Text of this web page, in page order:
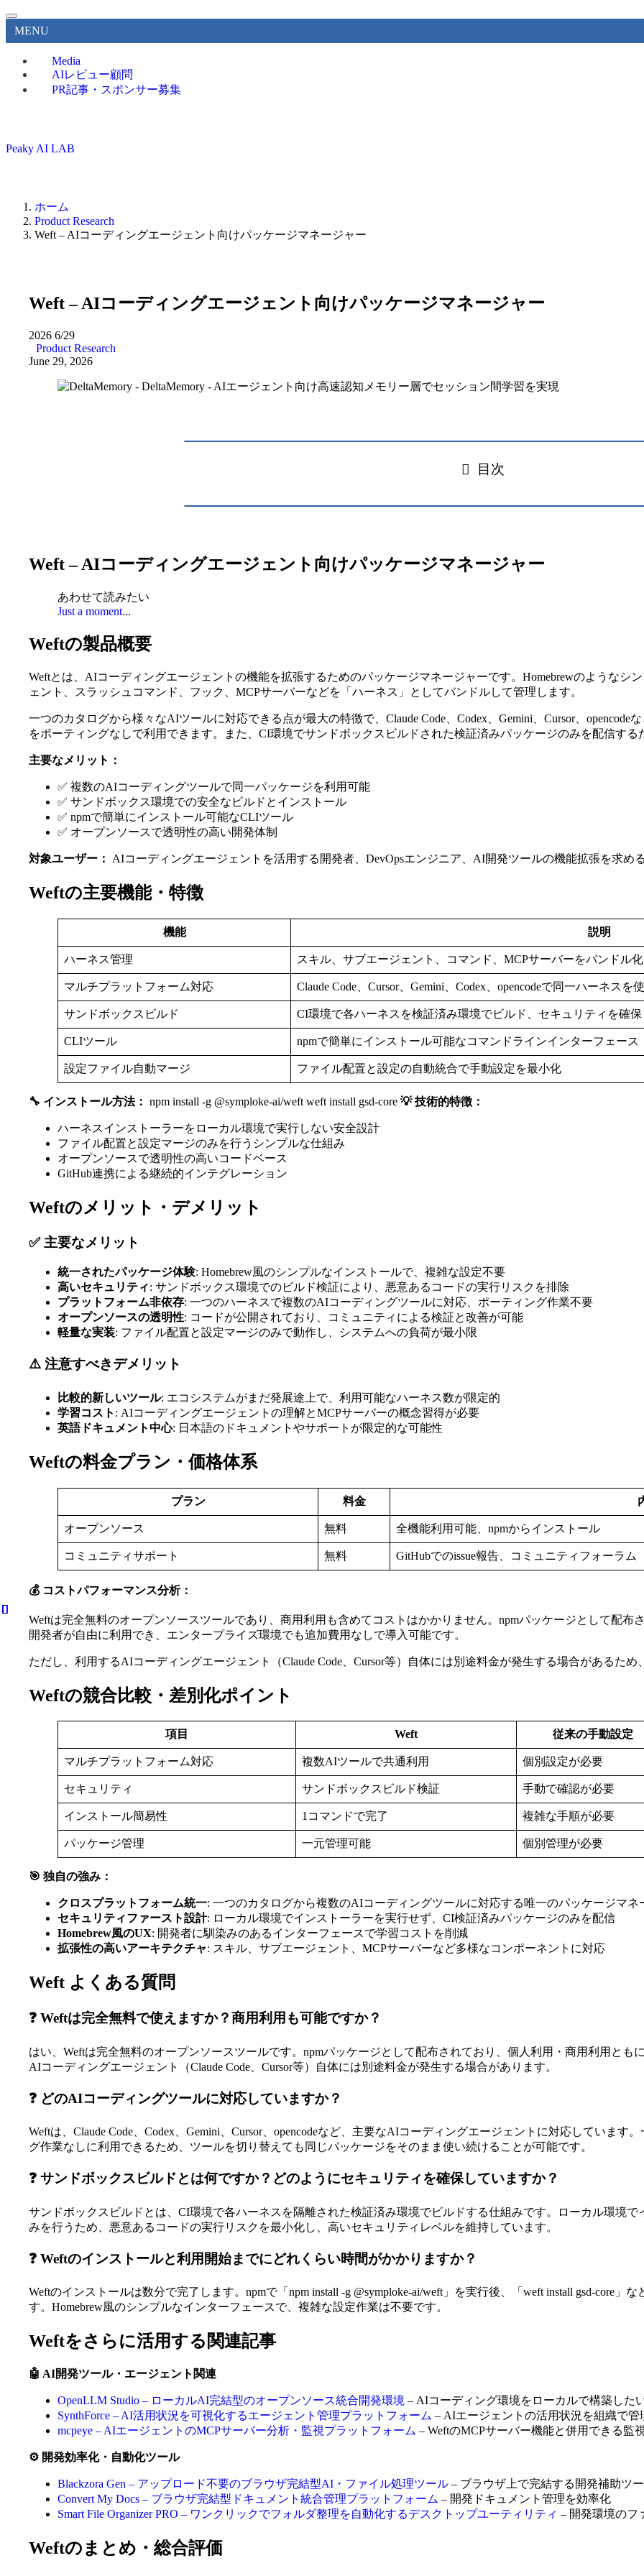
MENU
Media
AIレビュー顧問
PR記事・スポンサー募集
Peaky AI LAB
ホーム
Product Research
Weft – AIコーディングエージェント向けパッケージマネージャー
Weft – AIコーディングエージェント向けパッケージマネージャー
2026 6/29
Product Research
June 29, 2026
目次
Weft – AIコーディングエージェント向けパッケージマネージャー
あわせて読みたい
Just a moment...
Weftの製品概要
Weftとは、AIコーディングエージェントの機能を拡張するためのパッケージマネージャーです。Homebrewのようなシ
ェント、スラッシュコマンド、フック、MCPサーバーなどを「ハーネス」としてバンドルして管理します。
一つのカタログから様々なAIツールに対応できる点が最大の特徴で、Claude Code、Codex、Gemini、Cursor、
をポーティングなしで利用できます。また、CI環境でサンドボックスビルドされた検証済みパッケージのみを配信す
主要なメリット：
✅ 複数のAIコーディングツールで同一パッケージを利用可能
✅ サンドボックス環境での安全なビルドとインストール
✅ npmで簡単にインストール可能なCLIツール
✅ オープンソースで透明性の高い開発体制
対象ユーザー： AIコーディングエージェントを活用する開発者、DevOpsエンジニア、AI開発ツールの機能拡張を求め
Weftの主要機能・特徴
機能 説明
ハーネス管理 スキル、サブエージェント、コマンド、MCPサーバーをバンドル
マルチプラットフォーム対応 Claude Code、Cursor、Gemini、Codex、opencodeで同一ハーネスを
サンドボックスビルド CI環境で各ハーネスを検証済み環境でビルド、セキュリティを確保
CLIツール npmで簡単にインストール可能なコマンドラインインターフェース
設定ファイル自動マージ ファイル配置と設定の自動統合で手動設定を最小化
🔧 インストール方法： npm install -g @symploke-ai/weft weft install gsd-core 💡 技術的特徴：
ハーネスインストーラーをローカル環境で実行しない安全設計
ファイル配置と設定マージのみを行うシンプルな仕組み
オープンソースで透明性の高いコードベース
GitHub連携による継続的インテグレーション
Weftのメリット・デメリット
✅ 主要なメリット
統一されたパッケージ体験: Homebrew風のシンプルなインストールで、複雑な設定不要
高いセキュリティ: サンドボックス環境でのビルド検証により、悪意あるコードの実行リスクを排除
プラットフォーム非依存: 一つのハーネスで複数のAIコーディングツールに対応、ポーティング作業不要
オープンソースの透明性: コードが公開されており、コミュニティによる検証と改善が可能
軽量な実装: ファイル配置と設定マージのみで動作し、システムへの負荷が最小限
⚠️ 注意すべきデメリット
比較的新しいツール: エコシステムがまだ発展途上で、利用可能なハーネス数が限定的
学習コスト : AIコーディングエージェントの理解とMCPサーバーの概念習得が必要
英語ドキュメント中心: 日本語のドキュメントやサポートが限定的な可能性
Weftの料金プラン・価格体系
プラン 料金
オープンソース 無料 全機能利用可能、npmからインストール
コミュニティサポート 無料 GitHubでのissue報告、コミュニティフォーラム
💰 コストパフォーマンス分析：
Weftは完全無料のオープンソースツールであり、商用利用も含めてコストはかかりません。npmパッケージとして配
開発者が自由に利用でき、エンタープライズ環境でも追加費用なしで導入可能です。
ただし、利用するAIコーディングエージェント（Claude Code、Cursor等）自体には別途料金が発生する場合があるた
Weftの競合比較・差別化ポイント
項目 Weft 従来の手動設定
マルチプラットフォーム対応 複数AIツールで共通利用 個別設定が必要
セキュリティ サンドボックスビルド検証 手動で確認が必要
インストール簡易性 1コマンドで完了 複雑な手順が必要
パッケージ管理 一元管理可能 個別管理が必要
🎯 独自の強み：
クロスプラットフォーム統一: 一つのカタログから複数のAIコーディングツールに対応する唯一のパッケージマネ
セキュリティファースト設計: ローカル環境でインストーラーを実行せず、CI検証済みパッケージのみを配信
Homebrew風のUX: 開発者に馴染みのあるインターフェースで学習コストを削減
拡張性の高いアーキテクチャ: スキル、サブエージェント、MCPサーバーなど多様なコンポーネントに対応
Weft よくある質問
❓ Weftは完全無料で使えますか？商用利用も可能ですか？
はい、Weftは完全無料のオープンソースツールです。npmパッケージとして配布されており、個人利用・商用利用とも
AIコーディングエージェント（Claude Code、Cursor等）自体には別途料金が発生する場合があります。
❓ どのAIコーディングツールに対応していますか？
Weftは、Claude Code、Codex、Gemini、Cursor、opencodeなど、主要なAIコーディングエージェントに対応していま
グ作業なしに利用できるため、ツールを切り替えても同じパッケージをそのまま使い続けることが可能です。
❓ サンドボックスビルドとは何ですか？どのようにセキュリティを確保していますか？
サンドボックスビルドとは、CI環境で各ハーネスを隔離された検証済み環境でビルドする仕組みです。ローカル環境
みを行うため、悪意あるコードの実行リスクを最小化し、高いセキュリティレベルを維持しています。
❓ Weftのインストールと利用開始までにどれくらい時間がかかりますか？
Weftのインストールは数分で完了します。npmで「npm install -g @symploke-ai/weft」を実行後、「weft install gsd-core
す。Homebrew風のシンプルなインターフェースで、複雑な設定作業は不要です。
Weftをさらに活用する関連記事
🤖 AI開発ツール・エージェント関連
OpenLLM Studio – ローカルAI完結型のオープンソース統合開発環境 – AIコーディング環境をローカルで構築した
SynthForce – AI活用状況を可視化するエージェント管理プラットフォーム – AIエージェントの活用状況を組織で管
mcpeye – AIエージェントのMCPサーバー分析・監視プラットフォーム – WeftのMCPサーバー機能と併用できる監
⚙️ 開発効率化・自動化ツール
Blackzora Gen – アップロード不要のブラウザ完結型AI・ファイル処理ツール – ブラウザ上で完結する開発補助ツ
Convert My Docs – ブラウザ完結型ドキュメント統合管理プラットフォーム – 開発ドキュメント管理を効率化
Smart File Organizer PRO – ワンクリックでフォルダ整理を自動化するデスクトップユーティリティ – 開発環境のフ
Weftのまとめ・総合評価